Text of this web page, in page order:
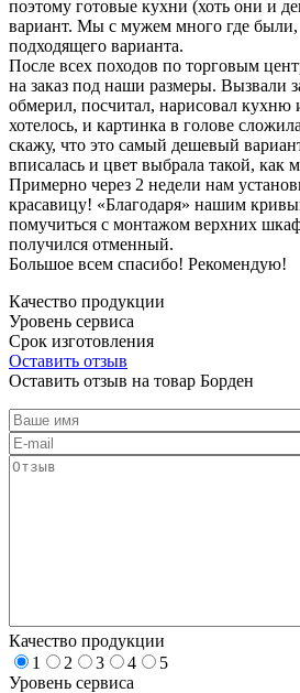
поэтому готовые кухни (хоть они и
вариант. Мы с мужем много где
подходящего варианта.
После всех походов по торговым
на заказ под наши размеры. Вызвали
обмерил, посчитал, нарисовал кухню
хотелось, и картинка в голове
скажу, что это самый дешевый
вписалась и цвет выбрала такой, как
Примерно через 2 недели нам
красавицу! «Благодаря» нашим
помучиться с монтажом верхних
получился отменный.
Большое всем спасибо! Рекомендую!
Качество продукции
Уровень сервиса
Срок изготовления
Оставить отзыв
Оставить отзыв на товар Борден
Качество продукции
1
2 3 4
5
Уровень сервиса